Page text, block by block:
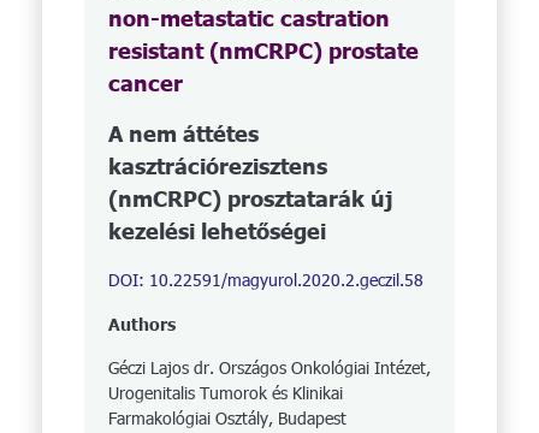
non-metastatic castration
resistant (nmCRPC) prostate
cancer
A nem áttétes
kasztrációrezisztens
(nmCRPC) prosztatarák új
kezelési lehetőségei
DOI: 10.22591/magyurol.2020.2.geczil.58
Authors
Géczi Lajos dr. Országos Onkológiai Intézet,
Urogenitalis Tumorok és Klinikai
Farmakológiai Osztály, Budapest